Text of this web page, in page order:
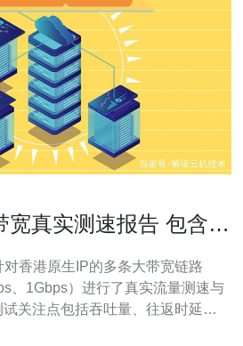
宽真实测速报告 包含丢
对香港原生IP的多条大带宽链路
、1Gbps）进行了真实流量测速与
关注点包括吞吐量、往返时延